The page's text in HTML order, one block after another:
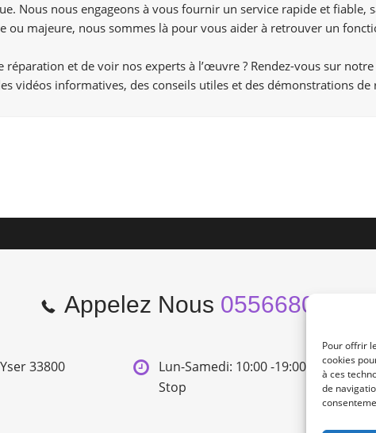
Pour offrir
cookies
à ces
de
Nous nous engageons à vous fournir un service rapide et fiable,
ou majeure, nous sommes là pour vous aider à retrouver un
réparation et de voir nos experts à l’œuvre ? Rendez-vous sur
vidéos informatives, des conseils utiles et des démonstrations
Appelez Nous 0556680966
33800
Lun-Samedi: 10:00 -19:00 Non
Stop